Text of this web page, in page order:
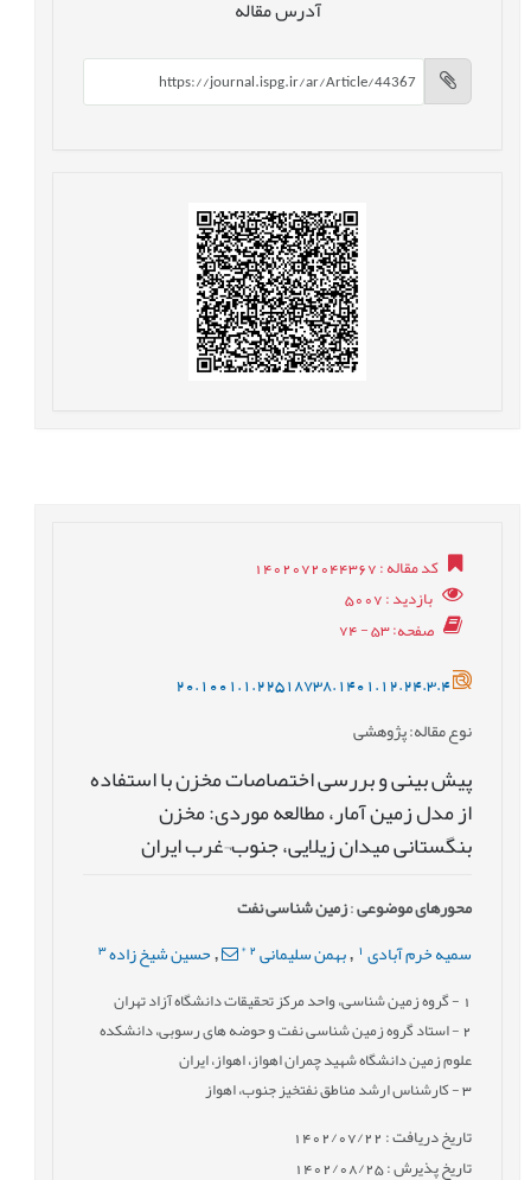
آدرس مقاله
کد مقاله: 1402072044367
بازدید: 5007
صفحه: 53 - 74
20.1001.1.22518738.1401.12.24.3.4
نوع مقاله: پژوهشی
پیش بینی و بررسی اختصاصات مخزن با استفاده
از مدل زمین آمار، مطالعه موردی: مخزن
بنگستانی میدان زیلایی، جنوب¬غرب ایران
محورهای موضوعی:زمین شناسی نفت
سمیه خرم آبادی , بهمن سلیمانی 2
*
,حسین شیخ زاده3
- گروه زمین شناسی، واحد مرکز تحقیقات دانشگاه آزاد تهران
2- استاد گروه زمین شناسی نفت و حوضه های رسوبی، دانشکده
علوم زمین دانشگاه شهید چمران اهواز، اهواز، ایران
3- كارشناس ارشد مناطق نفتخیز جنوب، اهواز
تاریخ دریافت : 1402/07/22
تاریخ پذیرش : 1402/08/25